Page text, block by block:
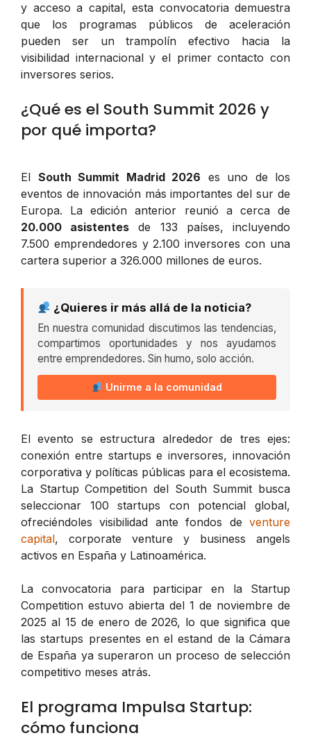
y acceso a capital, esta convocatoria demuestra
que los programas públicos de aceleración
pueden ser un trampolín efectivo hacia la
visibilidad internacional y el primer contacto con
inversores serios.
¿Qué es el South Summit 2026 y
por qué importa?
El South Summit Madrid 2026 es uno de los
eventos de innovación más importantes del sur de
Europa. La edición anterior reunió a cerca de
20.000 asistentes de 133 países, incluyendo
7.500 emprendedores y 2.100 inversores con una
cartera superior a 326.000 millones de euros.
¿Quieres ir más allá de la noticia?
En nuestra comunidad discutimos las tendencias,
compartimos oportunidades y nos ayudamos
entre emprendedores. Sin humo, solo acción.
Unirme a la comunidad
El evento se estructura alrededor de tres ejes:
conexión entre startups e inversores, innovación
corporativa y políticas públicas para el ecosistema.
La Startup Competition del South Summit busca
seleccionar 100 startups con potencial global,
ofreciéndoles visibilidad ante fondos de venture
capital, corporate venture y business angels
activos en España y Latinoamérica.
La convocatoria para participar en la Startup
Competition estuvo abierta del 1 de noviembre de
2025 al 15 de enero de 2026, lo que significa que
las startups presentes en el estand de la Cámara
de España ya superaron un proceso de selección
competitivo meses atrás.
El programa Impulsa Startup:
cómo funciona